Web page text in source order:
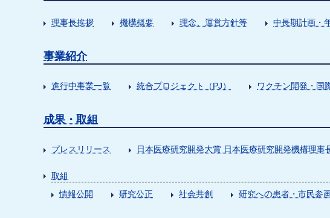
理事長挨拶 機構概要 理念、運営方針等 中長期計画・
事業紹介
進行中事業一覧 統合プロジェクト（PJ） ワクチン開発・国
成果・取組
プレスリリース 日本医療研究開発大賞 日本医療研究開発機構理事
取組
情報公開
研究公正 社会共創 研究への患者・市民参画